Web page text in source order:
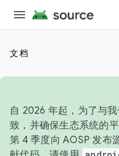
文档
自 2026 年起，为了与
致，并确保生态系统的
第 4 季度向 AOSP 发布